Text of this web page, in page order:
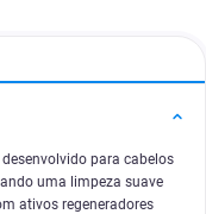
para cabelos
uma limpeza suave
ativos regeneradores